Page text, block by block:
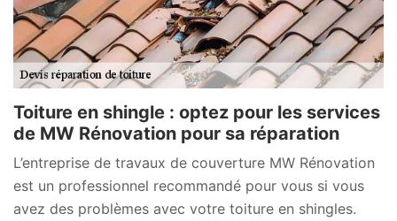
Toiture en shingle : optez pour les services
de MW Rénovation pour sa réparation
L’entreprise de travaux de couverture MW Rénovation
est un professionnel recommandé pour vous si vous
avez des problèmes avec votre toiture en shingles.